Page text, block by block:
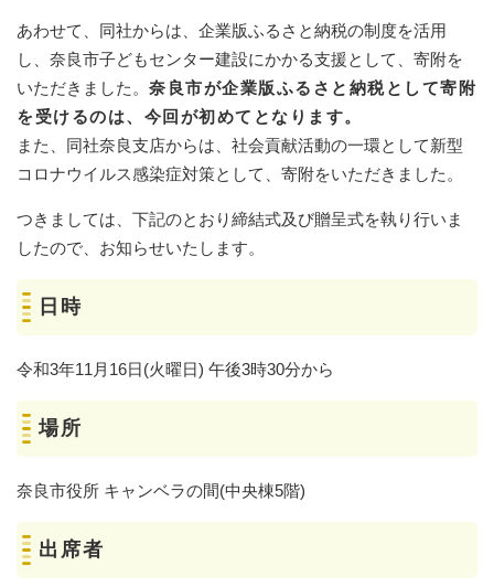
あわせて、同社からは、企業版ふるさと納税の制度を活用
し、奈良市子どもセンター建設にかかる支援として、寄附を
いただきました。 奈良市が企業版ふるさと納税として寄附
を受けるのは、今回が初めてとなります。
また、同社奈良支店からは、社会貢献活動の一環として新型
コロナウイルス感染症対策として、寄附をいただきました。
つきましては、下記のとおり締結式及び贈呈式を執り行いま
したので、お知らせいたします。
日時
令和3年11月16日(火曜日) 午後3時30分から
場所
奈良市役所 キャンベラの間(中央棟5階)
出席者